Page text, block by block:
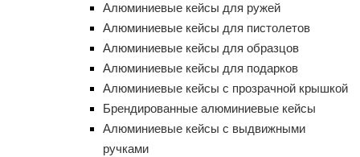
Алюминиевые кейсы для ружей
Алюминиевые кейсы для пистолетов
Алюминиевые кейсы для образцов
Алюминиевые кейсы для подарков
Алюминиевые кейсы с прозрачной крышкой
Брендированные алюминиевые кейсы
Алюминиевые кейсы с выдвижными
ручками